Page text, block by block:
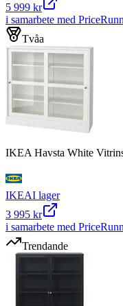
5 999 kr
i samarbete med
Tvåa
IKEA Havsta White
IKEAI lager
3 995 kr
i samarbete med
Trendande